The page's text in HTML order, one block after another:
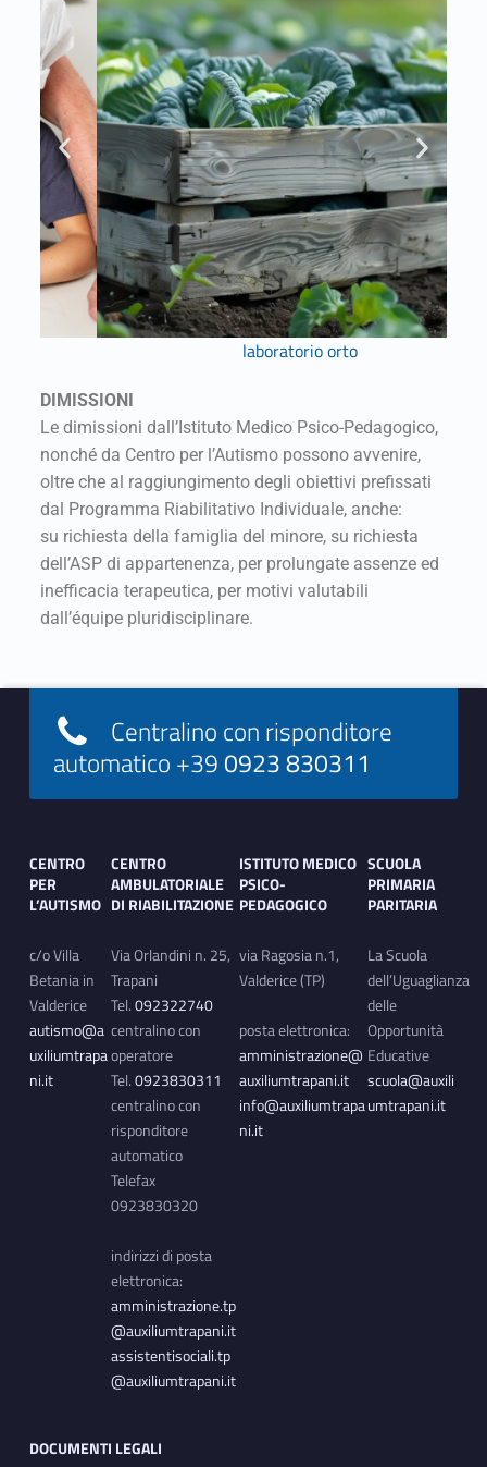
laboratorio orto
DIMISSIONI
Le dimissioni dall’Istituto Medico Psico-Pedagogico,
nonché da Centro per l’Autismo possono avvenire,
oltre che al raggiungimento degli obiettivi prefissati
dal Programma Riabilitativo Individuale, anche:
su richiesta della famiglia del minore, su richiesta
dell’ASP di appartenenza, per prolungate assenze ed
inefficacia terapeutica, per motivi valutabili
dall’équipe pluridisciplinare.
Centralino con risponditore
automatico +390923 830311
CENTRO
PER
L’AUTISMO
c/o Villa
Betania in
Valderice
autismo@a
uxiliumtrapa
ni.it
CENTRO
AMBULATORIALE
DI RIABILITAZIONE
Via Orlandini n. 25,
Trapani
Tel.092322740
centralino con
operatore
Tel.0923830311
centralino con
risponditore
automatico
Telefax
0923830320
indirizzi di posta
elettronica:
amministrazione.tp
@auxiliumtrapani.it
assistentisociali.tp
@auxiliumtrapani.it
ISTITUTO MEDICO
PSICO-
PEDAGOGICO
via Ragosia n.1,
Valderice (TP)
posta elettronica:
amministrazione@
auxiliumtrapani.it
info@auxiliumtrapa
ni.it
SCUOLA
PRIMARIA
PARITARIA
La Scuola
dell’Uguaglianza
delle
Opportunità
Educative
scuola@auxili
umtrapani.it
DOCUMENTI LEGALI